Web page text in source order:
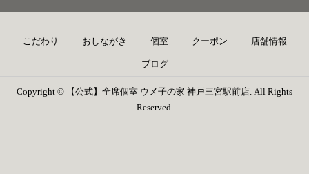
こだわり おしながき 個室 クーポン 店舗情報
ブログ
Copyright © 【公式】全席個室 ウメ子の家 神戸三宮駅前店. All Rights
Reserved.